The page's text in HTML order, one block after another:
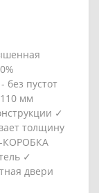
пустот
мм
✓
толщину
КОРОБКА
✓
двери